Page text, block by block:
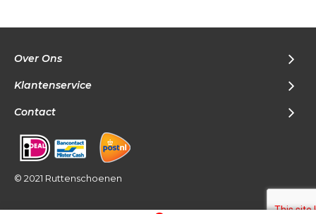
Over Ons
Klantenservice
Contact
© 2021 Ruttenschoenen